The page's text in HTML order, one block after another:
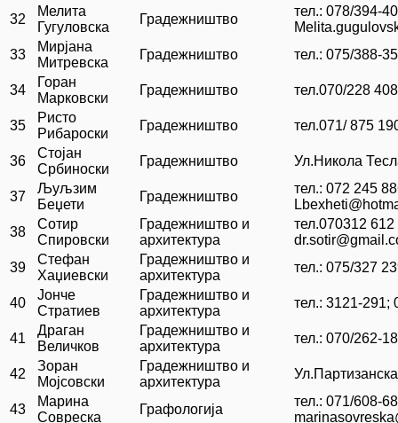
32
Мелита
Гугуловска
Градежништво
тел.: 078/394-
33
Мирјана
Митревска
Градежништво тел.: 075/388-
34
Горан
Марковски
Градежништво тел.070/228 408
35
Ристо
Рибароски
Градежништво тел.071/ 875
36
Стојан
Србиноски
Градежништво Ул.Никола
37
Љуљзим
Беџети
Градежништво
тел.: 072 245
38
Сотир
Спировски
Градежништво и
архитектура
тел.070312
39
Стефан
Хаџиевски
Градежништво и
архитектура
тел.: 075/327
40
Јонче
Стратиев
Градежништво и
архитектура
тел.: 3121-291;
41
Драган
Величков
Градежништво и
архитектура
тел.: 070/262-
42
Зоран
Мојсовски
Градежништво и
архитектура
43
Марина
Совреска
Графологија
тел.: 071/608-